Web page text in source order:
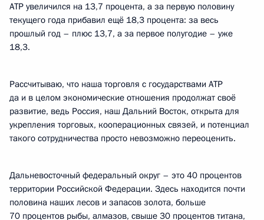
АТР увеличился на 13,7 процента, а за первую половину
текущего года прибавил ещё 18,3 процента: за весь
прошлый год – плюс 13,7, а за первое полугодие – уже
18,3.
Рассчитываю, что наша торговля с государствами АТР
да и в целом экономические отношения продолжат своё
развитие, ведь Россия, наш Дальний Восток, открыта для
укрепления торговых, кооперационных связей, и потенциал
такого сотрудничества просто невозможно переоценить.
Дальневосточный федеральный округ – это 40 процентов
территории Российской Федерации. Здесь находится почти
половина наших лесов и запасов золота, больше
70 процентов рыбы, алмазов, свыше 30 процентов титана,